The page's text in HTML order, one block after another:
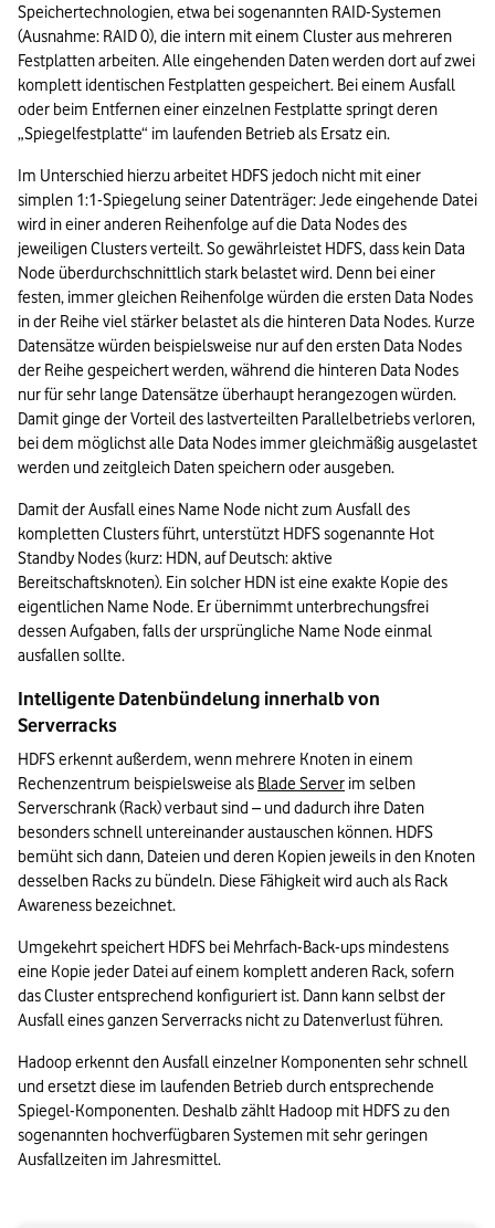
Speichertechnologien, etwa bei sogenannten RAID-Systemen
(Ausnahme: RAID 0), die intern mit einem Cluster aus mehreren
Festplatten arbeiten. Alle eingehenden Daten werden dort auf zwei
komplett identischen Festplatten gespeichert. Bei einem Ausfall
oder beim Entfernen einer einzelnen Festplatte springt deren
„Spiegelfestplatte“ im laufenden Betrieb als Ersatz ein.
Im Unterschied hierzu arbeitet HDFS jedoch nicht mit einer
simplen 1:1-Spiegelung seiner Datenträger: Jede eingehende Datei
wird in einer anderen Reihenfolge auf die Data Nodes des
jeweiligen Clusters verteilt. So gewährleistet HDFS, dass kein Data
Node überdurchschnittlich stark belastet wird. Denn bei einer
festen, immer gleichen Reihenfolge würden die ersten Data Nodes
in der Reihe viel stärker belastet als die hinteren Data Nodes. Kurze
Datensätze würden beispielsweise nur auf den ersten Data Nodes
der Reihe gespeichert werden, während die hinteren Data Nodes
nur für sehr lange Datensätze überhaupt herangezogen würden.
Damit ginge der Vorteil des lastverteilten Parallelbetriebs verloren,
bei dem möglichst alle Data Nodes immer gleichmäßig ausgelastet
werden und zeitgleich Daten speichern oder ausgeben.
Damit der Ausfall eines Name Node nicht zum Ausfall des
kompletten Clusters führt, unterstützt HDFS sogenannte Hot
Standby Nodes (kurz: HDN, auf Deutsch: aktive
Bereitschaftsknoten). Ein solcher HDN ist eine exakte Kopie des
eigentlichen Name Node. Er übernimmt unterbrechungsfrei
dessen Aufgaben, falls der ursprüngliche Name Node einmal
ausfallen sollte.
Intelligente Datenbündelung innerhalb von
Serverracks
HDFS erkennt außerdem, wenn mehrere Knoten in einem
Rechenzentrum beispielsweise als Blade Server im selben
Serverschrank (Rack) verbaut sind – und dadurch ihre Daten
besonders schnell untereinander austauschen können. HDFS
bemüht sich dann, Dateien und deren Kopien jeweils in den Knoten
desselben Racks zu bündeln. Diese Fähigkeit wird auch als Rack
Awareness bezeichnet.
Umgekehrt speichert HDFS bei Mehrfach-Back-ups mindestens
eine Kopie jeder Datei auf einem komplett anderen Rack, sofern
das Cluster entsprechend konfiguriert ist. Dann kann selbst der
Ausfall eines ganzen Serverracks nicht zu Datenverlust führen.
Hadoop erkennt den Ausfall einzelner Komponenten sehr schnell
und ersetzt diese im laufenden Betrieb durch entsprechende
Spiegel-Komponenten. Deshalb zählt Hadoop mit HDFS zu den
sogenannten hochverfügbaren Systemen mit sehr geringen
Ausfallzeiten im Jahresmittel.